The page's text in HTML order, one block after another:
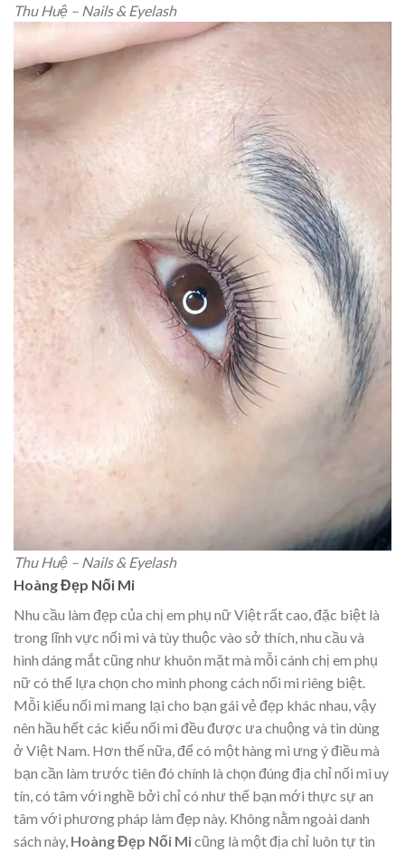
Thu Huệ – Nails & Eyelash
Thu Huệ – Nails & Eyelash
Hoàng Đẹp Nối Mi
Nhu cầu làm đẹp của chị em phụ nữ Việt rất cao, đặc biệt là
trong lĩnh vực nối mi và tùy thuộc vào sở thích, nhu cầu và
hình dáng mắt cũng như khuôn mặt mà mỗi cánh chị em phụ
nữ có thể lựa chọn cho mình phong cách nối mi riêng biệt.
Mỗi kiểu nối mi mang lại cho bạn gái vẻ đẹp khác nhau, vậy
nên hầu hết các kiểu nối mi đều được ưa chuộng và tin dùng
ở Việt Nam. Hơn thế nữa, để có một hàng mi ưng ý điều mà
bạn cần làm trước tiên đó chính là chọn đúng địa chỉ nối mi uy
tín, có tâm với nghề bởi chỉ có như thế bạn mới thực sự an
tâm với phương pháp làm đẹp này. Không nằm ngoài danh
sách này, Hoàng Đẹp Nối Micũng là một địa chỉ luôn tự tin